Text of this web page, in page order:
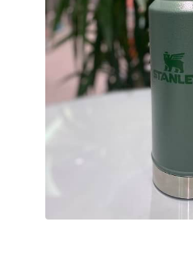
مسواک و خمیر دندان کودک
تب سنج نوزاد و کودک
رابط و پد سینه